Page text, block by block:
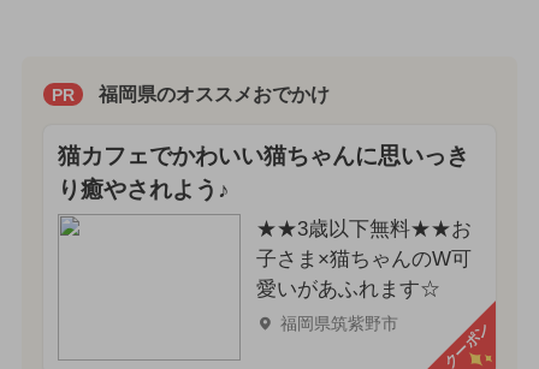
PR 福岡県のオススメおでかけ
猫カフェでかわいい猫ちゃんに思いっき
り癒やされよう♪
★★3歳以下無料★★お
子さま×猫ちゃんのW可
愛いがあふれます☆
福岡県筑紫野市 クーポン